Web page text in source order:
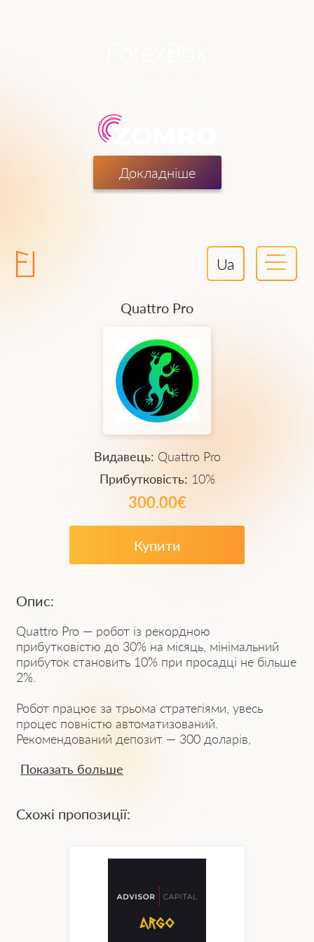
Докладніше
Ua
Quattro Pro
Видавець: Quattro Pro
Прибутковість: 10%
300.00€
Купити
Опис:
Quattro Pro — робот із рекордною
прибутковістю до 30% на місяць, мінімальний
прибуток становить 10% при просадці не більше
2%.
Робот працює за трьома стратегіями, увесь
процес повністю автоматизований.
Рекомендований депозит — 300 доларів,
1) Революційний метод аналізу: робот
2) Висока точність угод: результативність
Показать больше
Схожі пропозиції: